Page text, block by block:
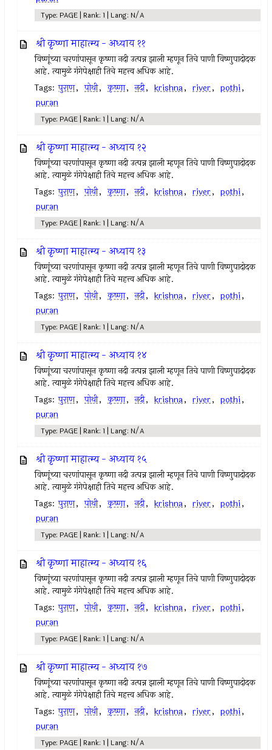
Type: PAGE | Rank: 1 | Lang: N/A
श्री कृष्णा माहात्म्य - अध्याय ११
विष्णूंच्या चरणांपासून कृष्णा नदी उत्पन्न झाली म्हणून तिचे पाणी विष्णुपादोदक
आहे. त्यामुळे गंगेपेक्षाही तिचे महत्त्व अधिक आहे.
Tags: पुराण, पोथी, कृष्णा, नदी, krishna, river, pothi,
puran
Type: PAGE | Rank: 1 | Lang: N/A
श्री कृष्णा माहात्म्य - अध्याय १२
विष्णूंच्या चरणांपासून कृष्णा नदी उत्पन्न झाली म्हणून तिचे पाणी विष्णुपादोदक
आहे. त्यामुळे गंगेपेक्षाही तिचे महत्त्व अधिक आहे.
Tags: पुराण, पोथी, कृष्णा, नदी, krishna, river, pothi,
puran
Type: PAGE | Rank: 1 | Lang: N/A
श्री कृष्णा माहात्म्य - अध्याय १३
विष्णूंच्या चरणांपासून कृष्णा नदी उत्पन्न झाली म्हणून तिचे पाणी विष्णुपादोदक
आहे. त्यामुळे गंगेपेक्षाही तिचे महत्त्व अधिक आहे.
Tags: पुराण, पोथी, कृष्णा, नदी, krishna, river, pothi,
puran
Type: PAGE | Rank: 1 | Lang: N/A
श्री कृष्णा माहात्म्य - अध्याय १४
विष्णूंच्या चरणांपासून कृष्णा नदी उत्पन्न झाली म्हणून तिचे पाणी विष्णुपादोदक
आहे. त्यामुळे गंगेपेक्षाही तिचे महत्त्व अधिक आहे.
Tags: पुराण, पोथी, कृष्णा, नदी, krishna, river, pothi,
puran
Type: PAGE | Rank: 1 | Lang: N/A
श्री कृष्णा माहात्म्य - अध्याय १५
विष्णूंच्या चरणांपासून कृष्णा नदी उत्पन्न झाली म्हणून तिचे पाणी विष्णुपादोदक
आहे. त्यामुळे गंगेपेक्षाही तिचे महत्त्व अधिक आहे.
Tags: पुराण, पोथी, कृष्णा, नदी, krishna, river, pothi,
puran
Type: PAGE | Rank: 1 | Lang: N/A
श्री कृष्णा माहात्म्य - अध्याय १६
विष्णूंच्या चरणांपासून कृष्णा नदी उत्पन्न झाली म्हणून तिचे पाणी विष्णुपादोदक
आहे. त्यामुळे गंगेपेक्षाही तिचे महत्त्व अधिक आहे.
Tags: पुराण, पोथी, कृष्णा, नदी, krishna, river, pothi,
puran
Type: PAGE | Rank: 1 | Lang: N/A
श्री कृष्णा माहात्म्य - अध्याय १७
विष्णूंच्या चरणांपासून कृष्णा नदी उत्पन्न झाली म्हणून तिचे पाणी विष्णुपादोदक
आहे. त्यामुळे गंगेपेक्षाही तिचे महत्त्व अधिक आहे.
Tags: पुराण, पोथी, कृष्णा, नदी, krishna, river, pothi,
puran
Type: PAGE | Rank: 1 | Lang: N/A